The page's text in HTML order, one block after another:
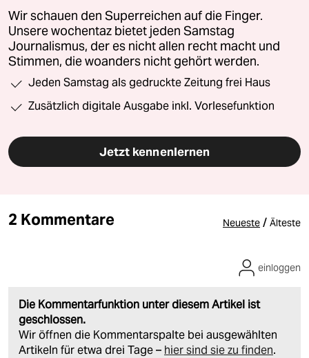
Wir schauen den Superreichen auf die Finger.
Unsere wochentaz bietet jeden Samstag
Journalismus, der es nicht allen recht macht und
Stimmen, die woanders nicht gehört werden.
Jeden Samstag als gedruckte Zeitung frei Haus
Zusätzlich digitale Ausgabe inkl. Vorlesefunktion
Jetzt kennenlernen
2 Kommentare Neueste / Älteste
Die Kommentarfunktion unter diesem Artikel ist
geschlossen.
Wir öffnen die Kommentarspalte bei ausgewählten
Artikeln für etwa drei Tage – hier sind sie zu finden.
einloggen